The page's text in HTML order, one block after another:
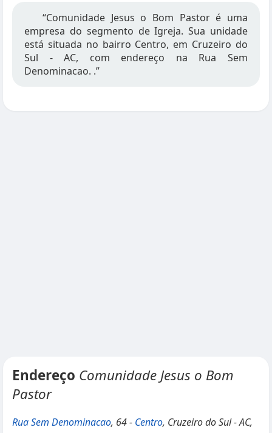
“Comunidade Jesus o Bom Pastor é uma
empresa do segmento de Igreja. Sua unidade
está situada no bairro Centro, em Cruzeiro do
Sul - AC, com endereço na Rua Sem
Denominacao. .”
Endereço Comunidade Jesus o Bom
Pastor
Rua Sem Denominacao, 64 - Centro, Cruzeiro do Sul - AC,